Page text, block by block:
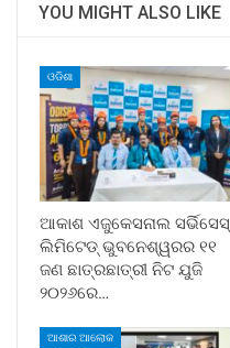
YOU MIGHT ALSO LIKE
ଓଡିଶା
ଆକାଶ ଏଜୁକେସନାଲ ସର୍ଭିସେସ୍
ଲିମିଟେଡ୍ ଭୁବନେଶ୍ୱରର ୧୧
ଜଣ ଛାତ୍ରଛାତ୍ରୀ ନିଟ ଯୁଜି
୨୦୨୬ରେ…
ଆଶାର ଆଲୋକ